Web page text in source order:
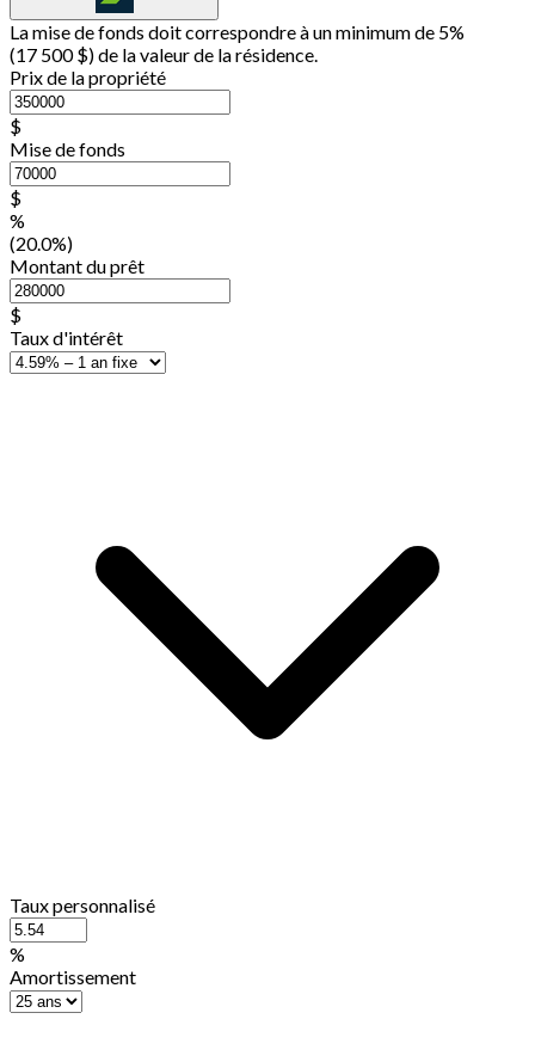
La mise de fonds doit correspondre à un minimum de 5%
(17 500 $) de la valeur de la résidence.
Prix de la propriété
$
Mise de fonds
$
%
(20.0%)
Montant du prêt
$
Taux d'intérêt
Taux personnalisé
%
Amortissement